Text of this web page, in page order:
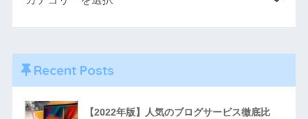
Recent Posts
【2022年版】人気のブログサービス徹底比